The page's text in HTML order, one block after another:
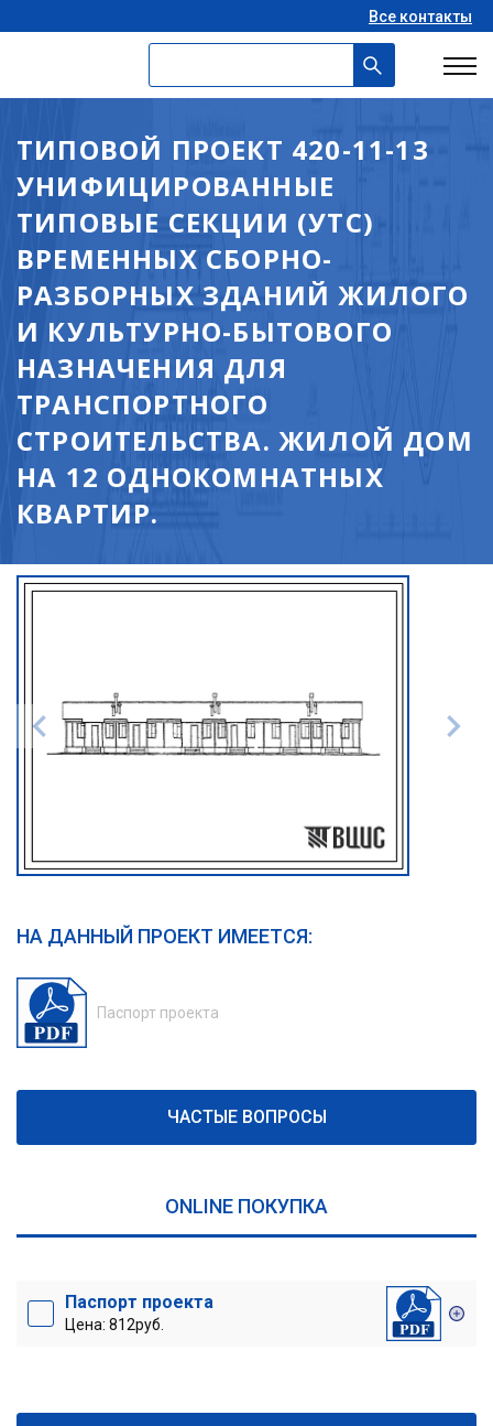
Все контакты
ТИПОВОЙ ПРОЕКТ 420-11-13
УНИФИЦИРОВАННЫЕ
ТИПОВЫЕ СЕКЦИИ (УТС)
ВРЕМЕННЫХ СБОРНО-
РАЗБОРНЫХ ЗДАНИЙ ЖИЛОГО
И КУЛЬТУРНО-БЫТОВОГО
НАЗНАЧЕНИЯ ДЛЯ
ТРАНСПОРТНОГО
СТРОИТЕЛЬСТВА. ЖИЛОЙ ДОМ
НА 12 ОДНОКОМНАТНЫХ
КВАРТИР.
НА ДАННЫЙ ПРОЕКТ ИМЕЕТСЯ:
Паспорт проекта
ЧАСТЫЕ ВОПРОСЫ
ONLINE ПОКУПКА
Паспорт проекта
Цена: 812руб.